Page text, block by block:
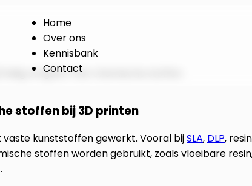
Home
Over ons
Kennisbank
Contact
Veilig omgaan met chemische stoffen
stoffen bij 3D printen
kunststoffen gewerkt. Vooral bijSLA, DLP,
stoffen worden gebruikt, zoals vloeibare